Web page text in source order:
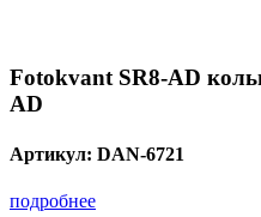
Fotokvant SR8-AD
AD
Артикул: DAN-6721
подробнее